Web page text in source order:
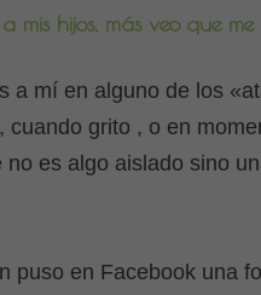
mis hijos, más veo que
a mí en alguno de los
cuando grito , o en
es algo aislado sino
puso en Facebook una